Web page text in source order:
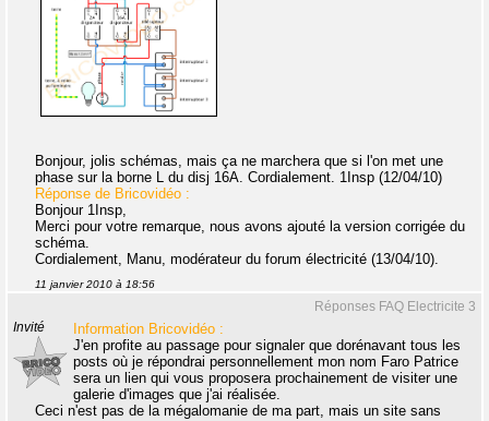
Bonjour, jolis schémas, mais ça ne marchera que si l'on met une
phase sur la borne L du disj 16A. Cordialement. 1Insp (12/04/10)
Réponse de Bricovidéo :
Bonjour 1Insp,
Merci pour votre remarque, nous avons ajouté la version corrigée du
schéma.
Cordialement, Manu, modérateur du forum électricité (13/04/10).
11 janvier 2010 à 18:56
Réponses FAQ Electricite 3
Invité
Information Bricovidéo :
J'en profite au passage pour signaler que dorénavant tous les
posts où je répondrai personnellement mon nom Faro Patrice
sera un lien qui vous proposera prochainement de visiter une
galerie d'images que j'ai réalisée.
Ceci n'est pas de la mégalomanie de ma part, mais un site sans